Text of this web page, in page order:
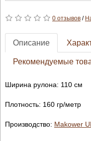
0 отзывов/
Описание
Рекомендуемые
Ширина рулона: 110 см
Плотность: 160 гр/метр
Производство: Makower